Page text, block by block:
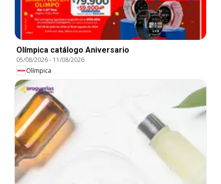
Olímpica catálogo Aniversario
05/08/2026- 11/08/2026
Olímpica